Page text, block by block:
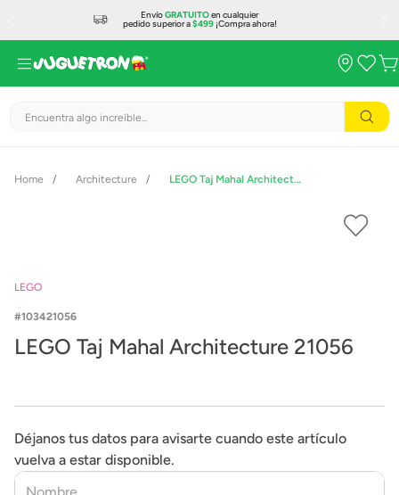
EnvíoGRATUITOen cualquier
pedido superior a$499¡Compra ahora!
Encuentra algo increíble...
Architecture LEGO Taj Mahal Architecture 21056
LEGO
103421056
LEGO Taj Mahal Architecture 21056
Déjanos tus datos para avisarte cuando este artículo
vuelva a estar disponible.